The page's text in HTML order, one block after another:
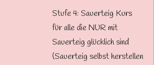
Stufe 4: Sauerteig Kurs
für alle die NUR mit
Sauerteig glücklich sind
(Sauerteig selbst herstellen